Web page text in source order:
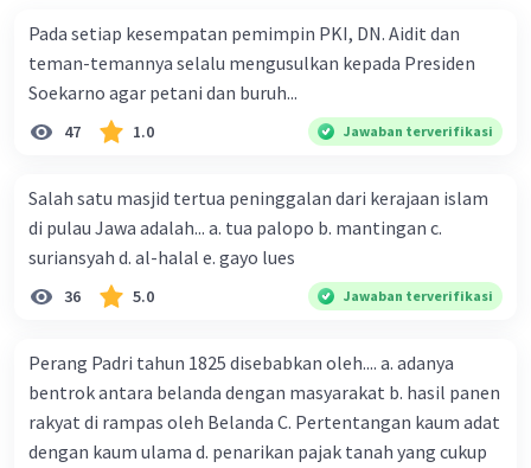
Pada setiap kesempatan pemimpin PKI, DN. Aidit dan
teman-temannya selalu mengusulkan kepada Presiden
Soekarno agar petani dan buruh...
47 1.0 Jawaban terverifikasi
Salah satu masjid tertua peninggalan dari kerajaan islam
di pulau Jawa adalah... a. tua palopo b. mantingan c.
suriansyah d. al-halal e. gayo lues
36 5.0 Jawaban terverifikasi
Perang Padri tahun 1825 disebabkan oleh.... a. adanya
bentrok antara belanda dengan masyarakat b. hasil panen
rakyat di rampas oleh Belanda C. Pertentangan kaum adat
dengan kaum ulama d. penarikan pajak tanah yang cukup